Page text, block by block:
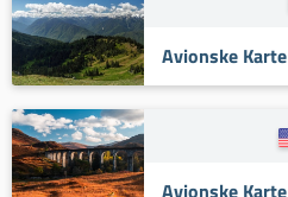
Avionske Karte
Avionske Karte